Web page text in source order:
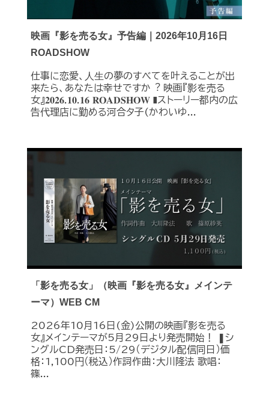
映画『影を売る女』予告編｜2026年10月16日
ROADSHOW
仕事に恋愛、⼈⽣の夢のすべてを叶えることが出
来たら、あなたは幸せですか︖ 映画『影を売る
女』𝟐𝟎𝟐𝟔.𝟏𝟎.𝟏𝟔 𝐑𝐎𝐀𝐃𝐒𝐇𝐎𝐖 ❚ストーリー都内の広
告代理店に勤める河合タ子(かわいゆ...
「影を売る女」（映画『影を売る女』メインテ
ーマ）WEB CM
2026年10月16日(金)公開の映画『影を売る
女』メインテーマが5月29日より発売開始！ ❚シ
ングルCD発売日：5/29（デジタル配信同日）価
格：1,100円（税込）作詞作曲：大川隆法 歌唱：
篠...